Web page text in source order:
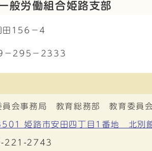
般労働組合姫路支部
田156－4
－295－2333
会事務局 教育総務部 教育委員
姫路市安田四丁目1番地 北
221-2743